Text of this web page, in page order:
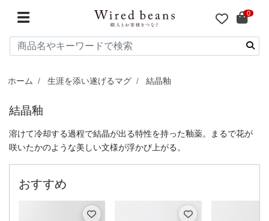
☰ 0
ホーム 生涯を添い遂げるマグ 結晶釉
結晶釉
溶けて冷却する過程で結晶が出る特性を持った釉薬。まるで花が
咲いたかのような美しい文様が浮かび上がる。